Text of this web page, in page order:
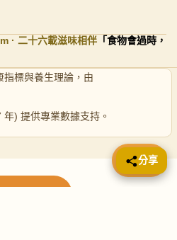
· 二十六載滋味相伴 「食物會過時，
指標與養生理論，由
年) 提供專業數據支持。
📤 分享
分享